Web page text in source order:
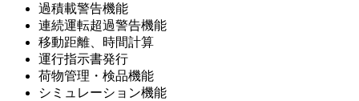
過積載警告機能
連続運転超過警告機能
移動距離、時間計算
運行指示書発行
荷物管理・検品機能
シミュレーション機能